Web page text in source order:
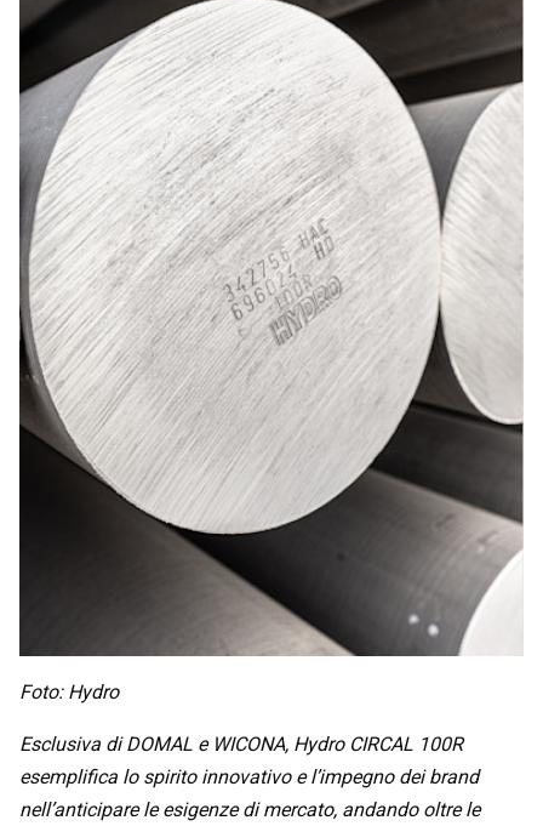
Foto: Hydro
Esclusiva di DOMAL e WICONA, Hydro CIRCAL 100R
esemplifica lo spirito innovativo e l’impegno dei brand
nell’anticipare le esigenze di mercato, andando oltre le